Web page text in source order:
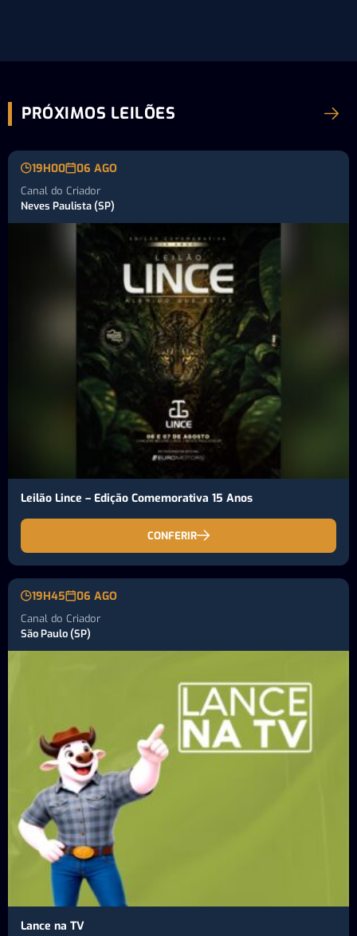
PRÓXIMOS LEILÕES
19H00 06 AGO
Canal do Criador
Neves Paulista (SP)
Leilão Lince – Edição Comemorativa 15 Anos
CONFERIR
19H45 06 AGO
Canal do Criador
São Paulo (SP)
Lance na TV